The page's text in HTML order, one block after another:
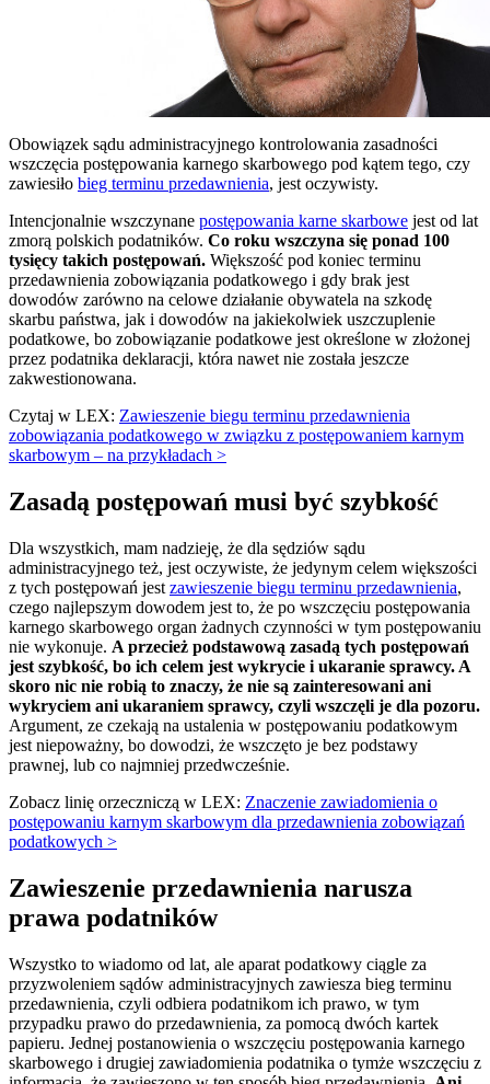
Obowiązek sądu administracyjnego kontrolowania zasadności
wszczęcia postępowania karnego skarbowego pod kątem tego, czy
zawiesiło bieg terminu przedawnienia, jest oczywisty.
Intencjonalnie wszczynane postępowania karne skarbowe jest od lat
zmorą polskich podatników. Co roku wszczyna się ponad 100
tysięcy takich postępowań. Większość pod koniec terminu
przedawnienia zobowiązania podatkowego i gdy brak jest
dowodów zarówno na celowe działanie obywatela na szkodę
skarbu państwa, jak i dowodów na jakiekolwiek uszczuplenie
podatkowe, bo zobowiązanie podatkowe jest określone w złożonej
przez podatnika deklaracji, która nawet nie została jeszcze
zakwestionowana.
Czytaj w LEX: Zawieszenie biegu terminu przedawnienia
zobowiązania podatkowego w związku z postępowaniem karnym
skarbowym – na przykładach >
Zasadą postępowań musi być szybkość
Dla wszystkich, mam nadzieję, że dla sędziów sądu
administracyjnego też, jest oczywiste, że jedynym celem większości
z tych postępowań jest zawieszenie biegu terminu przedawnienia,
czego najlepszym dowodem jest to, że po wszczęciu postępowania
karnego skarbowego organ żadnych czynności w tym postępowaniu
nie wykonuje. A przecież podstawową zasadą tych postępowań
jest szybkość, bo ich celem jest wykrycie i ukaranie sprawcy. A
skoro nic nie robią to znaczy, że nie są zainteresowani ani
wykryciem ani ukaraniem sprawcy, czyli wszczęli je dla pozoru.
Argument, ze czekają na ustalenia w postępowaniu podatkowym
jest niepoważny, bo dowodzi, że wszczęto je bez podstawy
prawnej, lub co najmniej przedwcześnie.
Zobacz linię orzeczniczą w LEX: Znaczenie zawiadomienia o
postępowaniu karnym skarbowym dla przedawnienia zobowiązań
podatkowych >
Zawieszenie przedawnienia narusza
prawa podatników
Wszystko to wiadomo od lat, ale aparat podatkowy ciągle za
przyzwoleniem sądów administracyjnych zawiesza bieg terminu
przedawnienia, czyli odbiera podatnikom ich prawo, w tym
przypadku prawo do przedawnienia, za pomocą dwóch kartek
papieru. Jednej postanowienia o wszczęciu postępowania karnego
skarbowego i drugiej zawiadomienia podatnika o tymże wszczęciu z